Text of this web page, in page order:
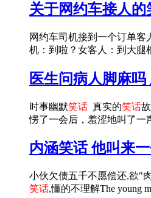
关于网约车接人的
网约车司机接到一个订单
机：到啦？女客人：到大腿
医生问病人脚麻
时事幽默笑话 真实的笑话
愣了一会后，羞涩地叫了一
内涵笑话 他叫来
小伙欠债五千不愿偿还,欲"
笑话,懂的不理解The young